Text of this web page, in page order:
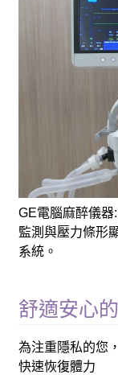
GE電腦麻醉儀
監測與壓力條形
系統。
舒適安心
為注重隱私的您
快速恢復體力